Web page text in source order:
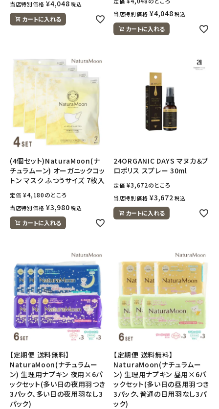
当店特別価格 ¥4,048 税込
カートに入れる
当店特別価格 ¥4,048 税込
カートに入れる
(4個セット)NaturaMoon(ナ
チュラムーン) オーガニックコッ
トン マスク ふつうサイズ 7枚入
定価 ¥4,180のところ
当店特別価格 ¥3,980 税込
カートに入れる
24ORGANIC DAYS マヌカ＆プ
ロポリス スプレー 30ml
定価 ¥3,672のところ
当店特別価格 ¥3,672 税込
カートに入れる
【定期便 送料無料】
NaturaMoon(ナチュラムー
ン) 生理用ナプキン 夜用×6パ
ックセット(多い日の夜用羽つき
3パック、多い日の夜用羽なし3
パック)
【定期便 送料無料】
NaturaMoon(ナチュラムー
ン) 生理用ナプキン 昼用×6パ
ックセット(多い日の昼用羽つき
3パック、普通の日用羽なし3パ
ック)